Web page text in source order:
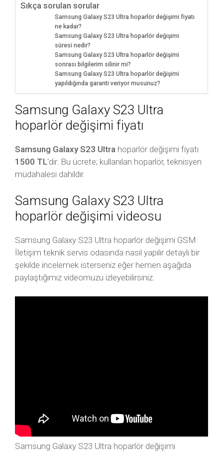
Sıkça sorulan sorular
Samsung Galaxy S23 Ultra hoparlör değişimi fiyatı
ne kadar?
Samsung Galaxy S23 Ultra hoparlör değişimi
süresi nedir?
Samsung Galaxy S23 Ultra hoparlör değişimi
sonrası bilgilerim silinir mi?
Samsung Galaxy S23 Ultra hoparlör değişimi
yapıldığında garanti veriyor musunuz?
Samsung Galaxy S23 Ultra
hoparlör değişimi fiyatı
Samsung Galaxy S23 Ultra hoparlör değişimi fiyatı
1500 TL‘dir. Bu ücrete; kullanılan hoparlör, teknisyen
müdahalesi dahildir.
Samsung Galaxy S23 Ultra
hoparlör değişimi videosu
Samsung Galaxy S23 Ultra hoparlör değişimi GSM
İletişim teknik servis odasında nasıl yapılır detaylı bir
şekilde incelemek isterseniz eğer hemen aşağıda
paylaştığımız videomuzu izleyebilirsiniz.
Samsung Galaxy S23 Ultra hoparlör değişimi